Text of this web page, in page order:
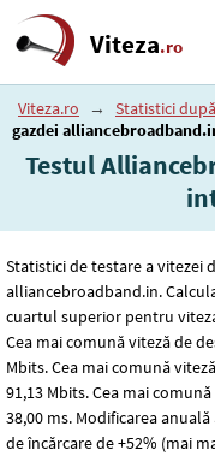
Viteza.ro
Viteza.ro → Statistici
gazdei
Testul
Statistici de testare a vitezei
alliancebroadband.in.
cuartul superior pentru
Cea mai comună viteză de
Mbits. Cea mai comună
91,13 Mbits. Cea mai
38,00 ms. Modificarea
de încărcare de +52% (mai